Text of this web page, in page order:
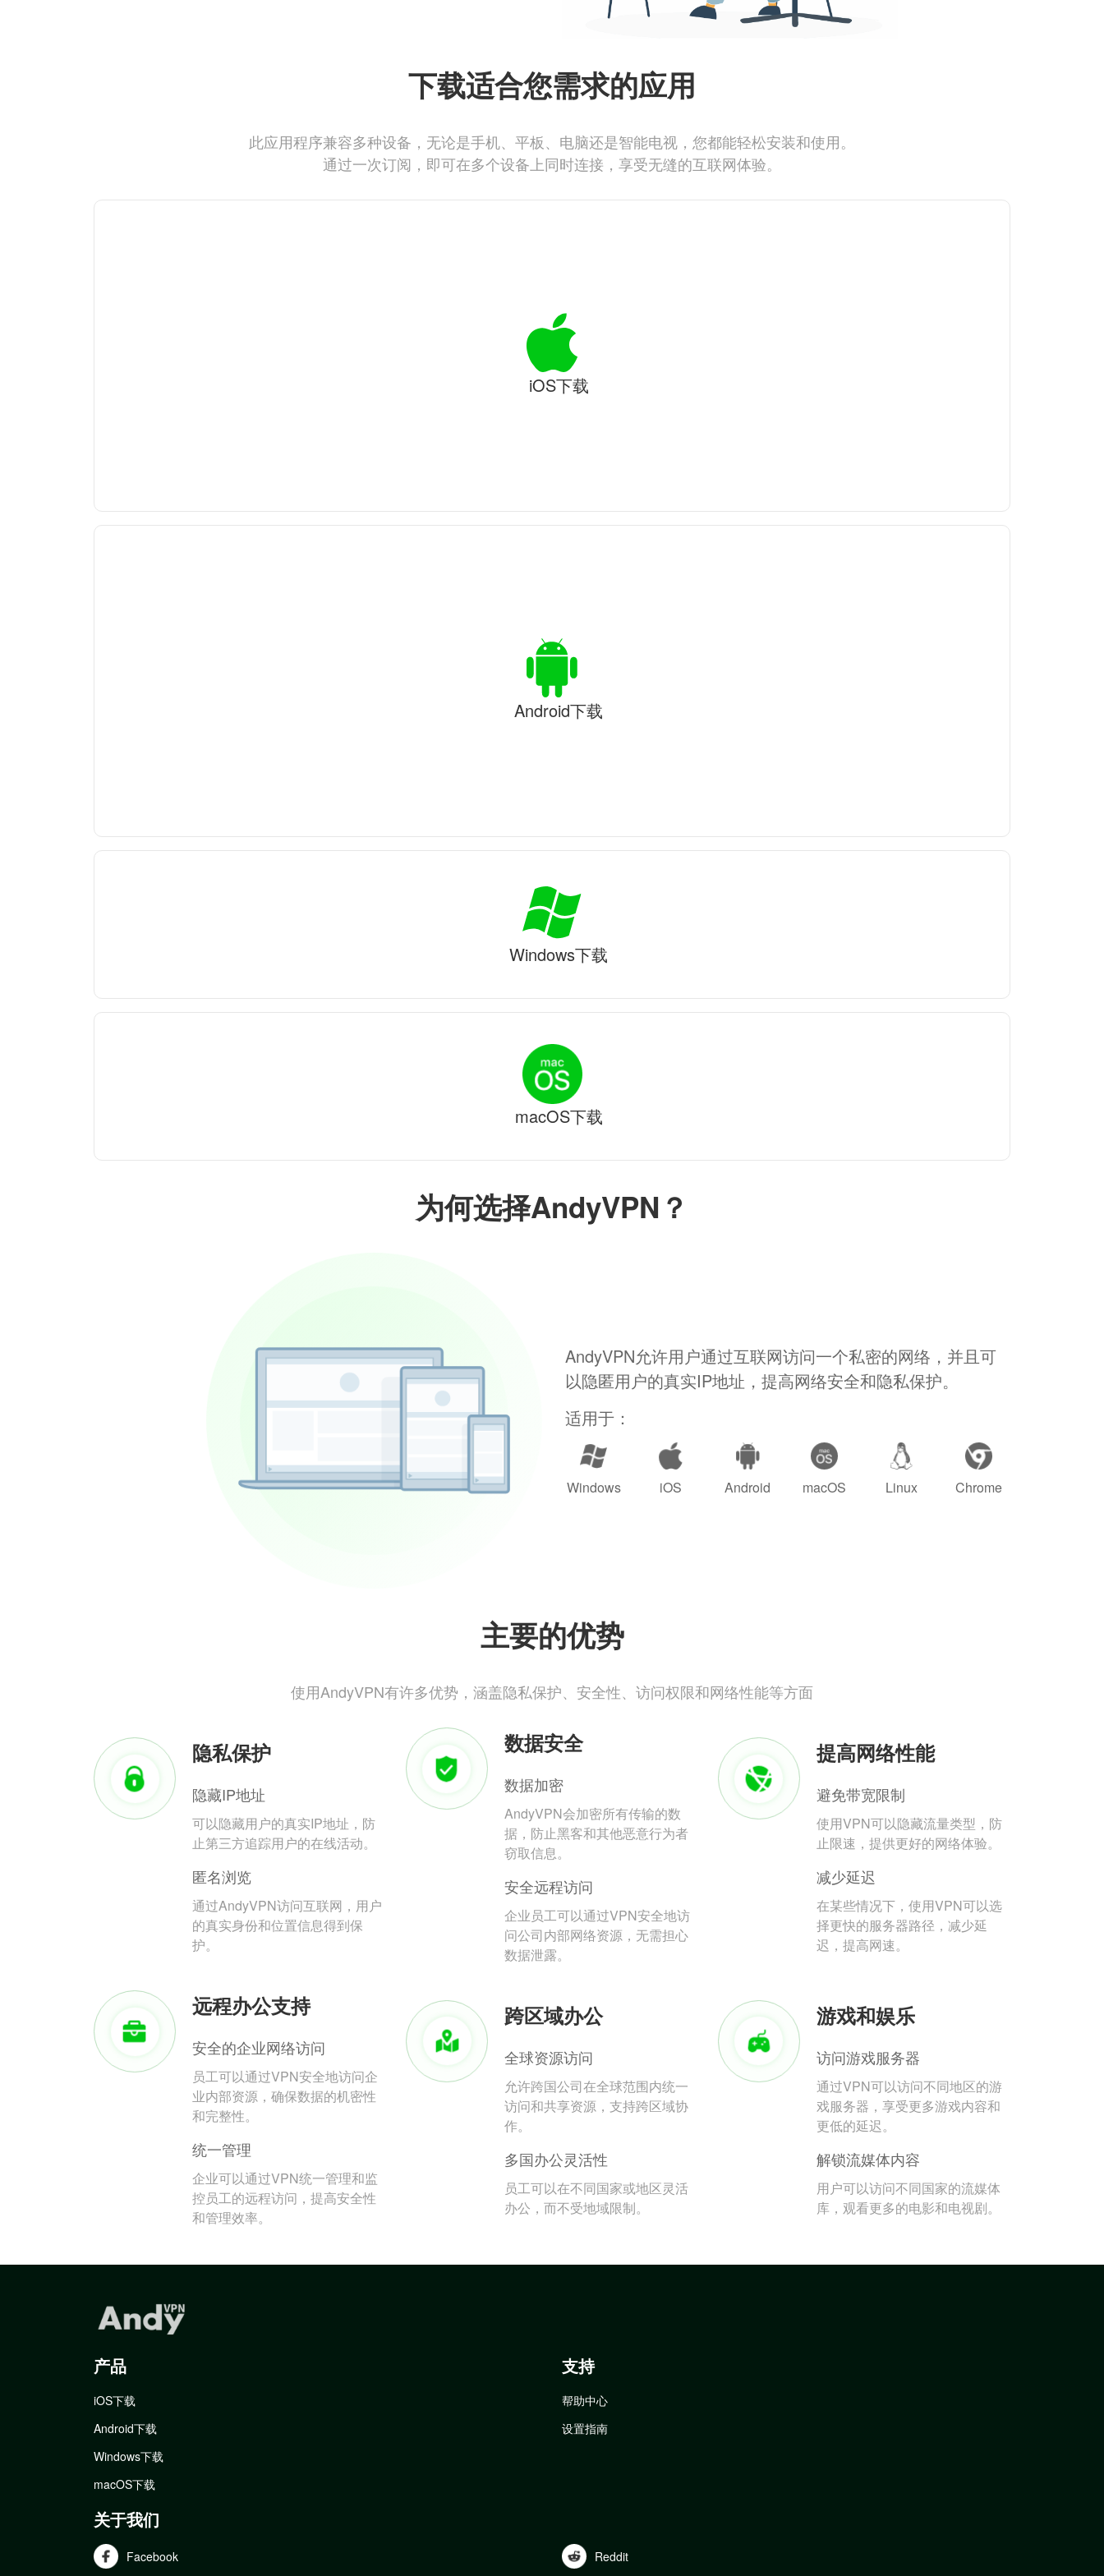
为何选择AndyVPN？
AndyVPN允许用户通过互联网访问一个私密的网络，并且可
以隐匿用户的真实IP地址，提高网络安全和隐私保护。
适用于：
Windows iOS Android macOS Linux Chrome
主要的优势
使用AndyVPN有许多优势，涵盖隐私保护、安全性、访问权限和网络性能等方面
隐私保护
隐藏IP地址
可以隐藏用户的真实IP地址，防
止第三方追踪用户的在线活动。
匿名浏览
通过AndyVPN访问互联网，用户
的真实身份和位置信息得到保
护。
数据安全
数据加密
AndyVPN会加密所有传输的数
据，防止黑客和其他恶意行为者
窃取信息。
安全远程访问
企业员工可以通过VPN安全地访
问公司内部网络资源，无需担心
数据泄露。
提高网络性能
避免带宽限制
使用VPN可以隐藏流量类型，防
止限速，提供更好的网络体验。
减少延迟
在某些情况下，使用VPN可以选
择更快的服务器路径，减少延
迟，提高网速。
远程办公支持
安全的企业网络访问
员工可以通过VPN安全地访问企
业内部资源，确保数据的机密性
和完整性。
统一管理
企业可以通过VPN统一管理和监
控员工的远程访问，提高安全性
和管理效率。
跨区域办公
全球资源访问
允许跨国公司在全球范围内统一
访问和共享资源，支持跨区域协
作。
多国办公灵活性
员工可以在不同国家或地区灵活
办公，而不受地域限制。
游戏和娱乐
访问游戏服务器
通过VPN可以访问不同地区的游
戏服务器，享受更多游戏内容和
更低的延迟。
解锁流媒体内容
用户可以访问不同国家的流媒体
库，观看更多的电影和电视剧。
下载适合您需求的应用
此应用程序兼容多种设备，无论是手机、平板、电脑还是智能电视，您都能轻松安装和使用。
通过一次订阅，即可在多个设备上同时连接，享受无缝的互联网体验。
iOS下载
Android下载
Windows下载
macOS下载
产品
iOS下载
Android下载
Windows下载
macOS下载
支持
帮助中心
设置指南
关于我们
Facebook Reddit